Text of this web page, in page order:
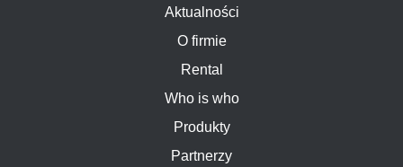
Aktualności
O firmie
Rental
Who is who
Produkty
Partnerzy